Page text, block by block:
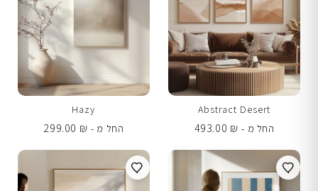
Abstract Desert
החל מ -
493.00 ₪
Hazy
החל מ -
299.00 ₪